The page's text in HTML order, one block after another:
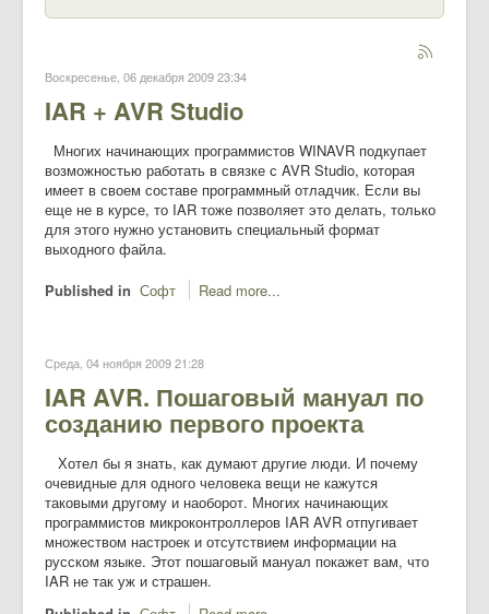
Воскресенье, 06 декабря 2009 23:34
IAR + AVR Studio
Многих начинающих программистов WINAVR подкупает
возможностью работать в связке с AVR Studio, которая
имеет в своем составе программный отладчик. Если вы
еще не в курсе, то IAR тоже позволяет это делать, только
для этого нужно установить специальный формат
выходного файла.
Published in Софт Read more...
Среда, 04 ноября 2009 21:28
IAR AVR. Пошаговый мануал по
созданию первого проекта
Хотел бы я знать, как думают другие люди. И почему
очевидные для одного человека вещи не кажутся
таковыми другому и наоборот. Многих начинающих
программистов микроконтроллеров IAR AVR отпугивает
множеством настроек и отсутствием информации на
русском языке. Этот пошаговый мануал покажет вам, что
IAR не так уж и страшен.